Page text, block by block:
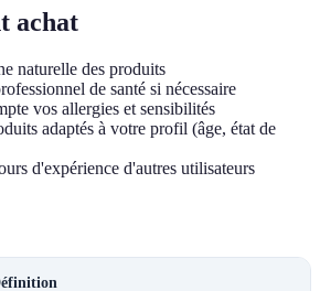
achat
naturelle des produits
de santé si nécessaire
vos allergies et sensibilités
adaptés à votre profil (âge, état de
d'expérience d'autres utilisateurs